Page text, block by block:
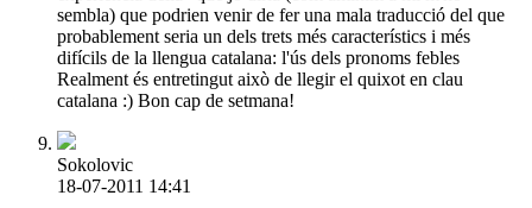
sembla) que podrien venir de fer una mala traducció del que
probablement seria un dels trets més característics i més
difícils de la llengua catalana: l'ús dels pronoms febles
Realment és entretingut això de llegir el quixot en clau
catalana :) Bon cap de setmana!
Sokolovic
18-07-2011 14:41